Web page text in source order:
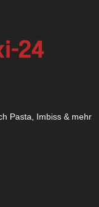
Pasta, Imbiss & mehr